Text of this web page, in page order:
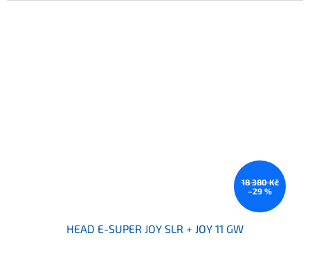
18 380 Kč
–29 %
HEAD E-SUPER JOY SLR + JOY 11 GW